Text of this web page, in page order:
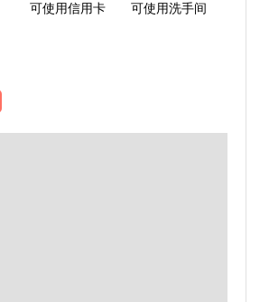
可使用信用卡 可使用洗手间